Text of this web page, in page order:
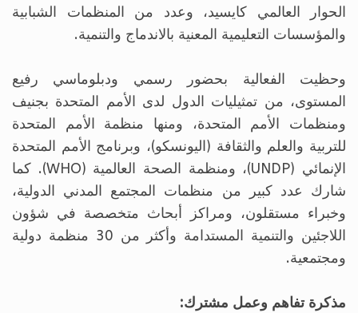
الحوار العالمي كايسيد، وعدد من المنظمات الشبابية
والمؤسسات التعليمية المعنية بالاندماج والتنمية.
وحظيت الفعالية بحضور رسمي ودبلوماسي رفيع
المستوى، من تمثيليات الدول لدى الأمم المتحدة بجنيف
ومنظمات الأمم المتحدة، ومنها منظمة الأمم المتحدة
للتربية والعلم والثقافة (اليونسكو)، وبرنامج الأمم المتحدة
الإنمائي (UNDP)، ومنظمة الصحة العالمية (WHO). كما
شارك عدد كبير من منظمات المجتمع المدني الدولية،
وخبراء مستقلون، ومراكز أبحاث متخصصة في شؤون
اللاجئين والتنمية المستدامة وأكثر من 30 منظمة دولية
ومجتمعية.
مذكرة تفاهم وعمل مشترك: